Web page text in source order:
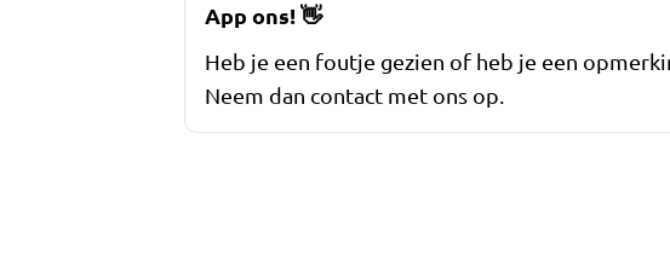
App ons!👋
Heb je een foutje gezien of heb je een
Neem dan contact met ons op.